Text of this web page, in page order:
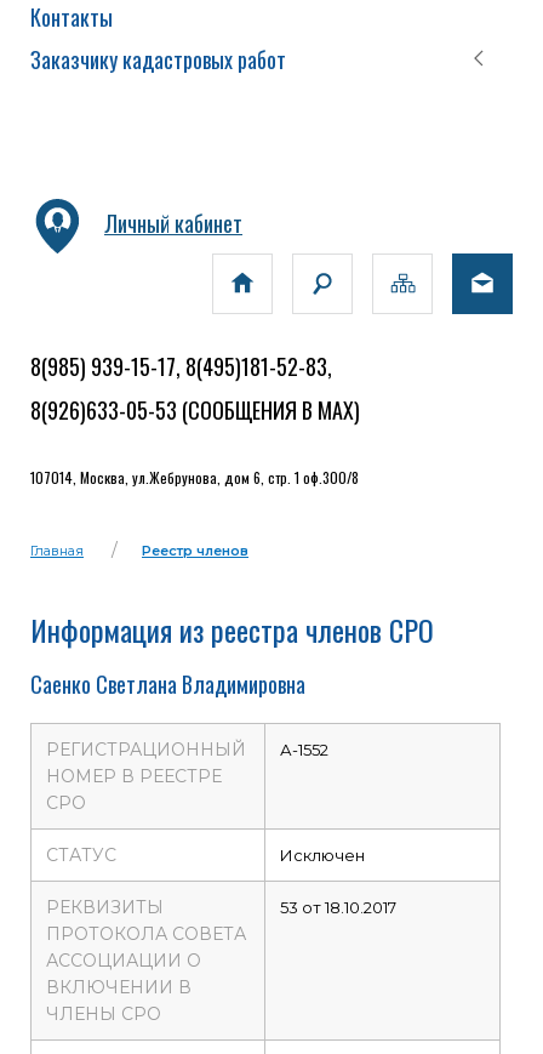
Контакты
Заказчику кадастровых работ
Личный кабинет
8(985) 939-15-17, 8(495)181-52-83,
8(926)633-05-53 (СООБЩЕНИЯ В MAX)
107014, Москва, ул.Жебрунова, дом 6, стр. 1 оф.300/8
Главная Реестр членов
Информация из реестра членов СРО
Саенко Светлана Владимировна
РЕГИСТРАЦИОННЫЙ
НОМЕР В РЕЕСТРЕ
СРО
А-1552
СТАТУС Исключен
РЕКВИЗИТЫ
ПРОТОКОЛА СОВЕТА
АССОЦИАЦИИ О
ВКЛЮЧЕНИИ В
ЧЛЕНЫ СРО
53 от 18.10.2017